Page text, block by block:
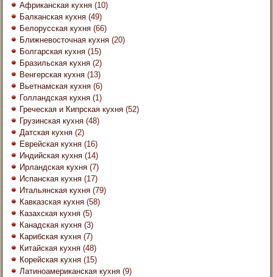
Африканская кухня (10)
Балканская кухня (49)
Белорусская кухня (66)
Ближневосточная кухня (20)
Болгарская кухня (15)
Бразильская кухня (2)
Венгерская кухня (13)
Вьетнамская кухня (6)
Голландская кухня (1)
Греческая и Кипрская кухня (52)
Грузинская кухня (48)
Датская кухня (2)
Еврейская кухня (16)
Индийская кухня (14)
Ирландская кухня (7)
Испанская кухня (17)
Итальянская кухня (79)
Кавказская кухня (58)
Казахская кухня (5)
Канадская кухня (3)
Карибская кухня (7)
Китайская кухня (48)
Корейская кухня (15)
Латиноамериканская кухня (9)